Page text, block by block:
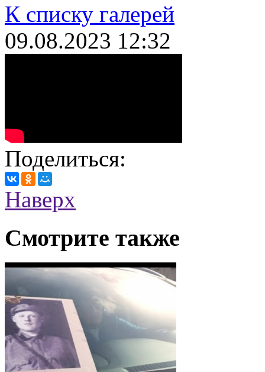
К списку галерей
09.08.2023 12:32
Поделиться:
Наверх
Смотрите также